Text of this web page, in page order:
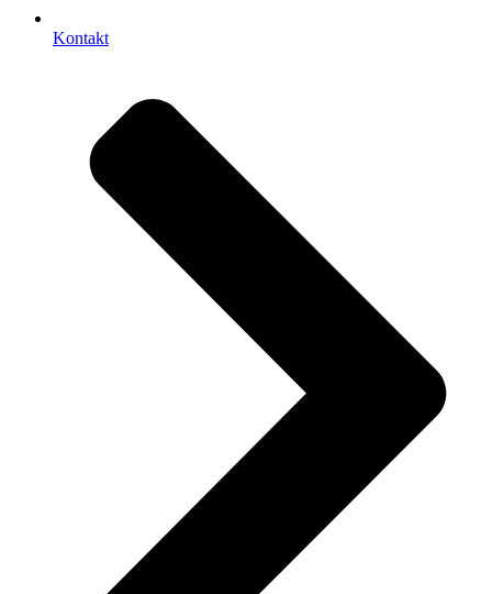
Kontakt